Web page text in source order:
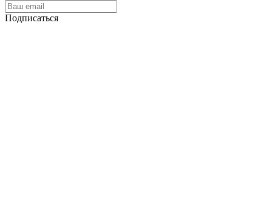
Подписаться